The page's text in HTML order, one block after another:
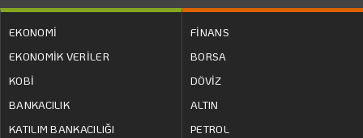
EKONOMİ
EKONOMİK VERİLER
KOBİ
BANKACILIK
KATILIM BANKACILIĞI
FİNANS
BORSA
DÖVİZ
ALTIN
PETROL